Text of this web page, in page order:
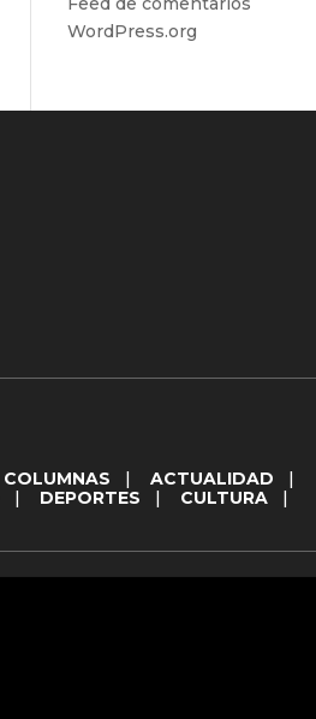
WordPress.org
COLUMNAS ACTUALIDAD
DEPORTES CULTURA|